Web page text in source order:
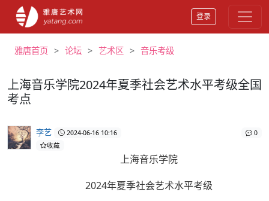
登录
雅唐首页 论坛 艺术区 音乐考级
上海音乐学院2024年夏季社会艺术水平考级全国
考点
李艺
2024-06-16 10:16
收藏
0
上海音乐学院
2024年夏季社会艺术水平考级